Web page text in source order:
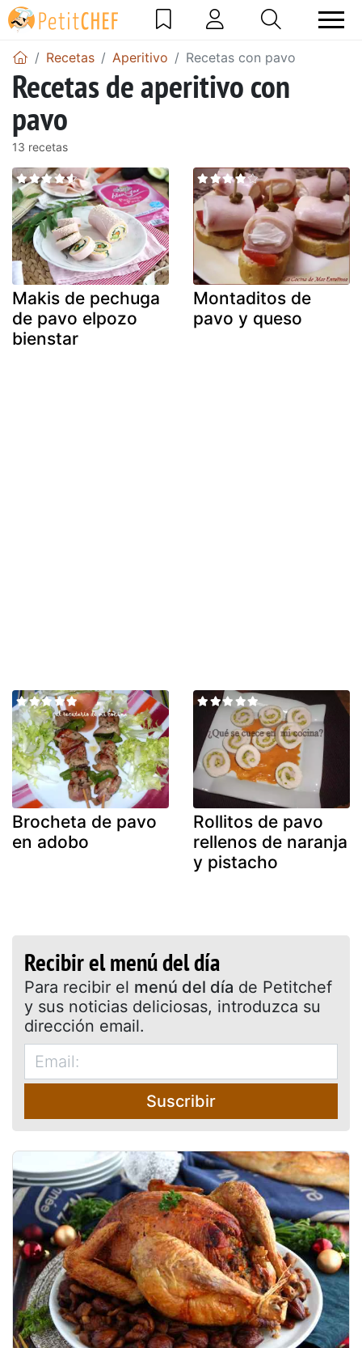
Recetas Aperitivo Recetas con pavo
Recetas de aperitivo con
pavo
13 recetas
Makis de pechuga
de pavo elpozo
bienstar
Montaditos de
pavo y queso
Brocheta de pavo
en adobo
Rollitos de pavo
rellenos de naranja
y pistacho
Recibir el menú del día
Para recibir el menú del día de Petitchef
y sus noticias deliciosas, introduzca su
dirección email.
Suscribir